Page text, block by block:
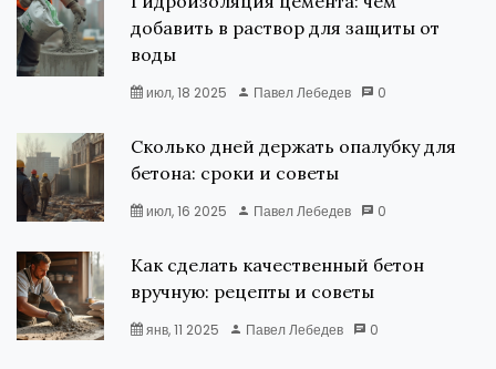
добавить в раствор для защиты от
воды
июл, 18 2025 Павел Лебедев 0
Сколько дней держать опалубку для
бетона: сроки и советы
июл, 16 2025 Павел Лебедев 0
Как сделать качественный бетон
вручную: рецепты и советы
янв, 11 2025 Павел Лебедев 0